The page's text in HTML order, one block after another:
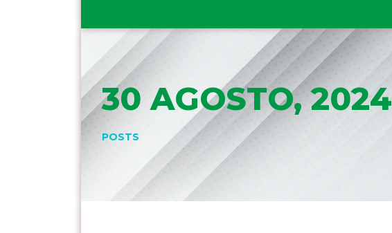
30 AGOSTO, 2024
POSTS